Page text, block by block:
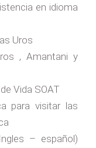
en idioma
Uros
, Amantani y
Vida SOAT
para visitar las
– español)